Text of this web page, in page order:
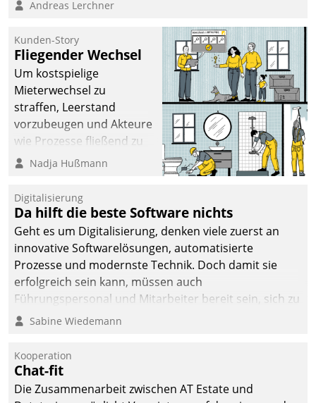
kommunale Wohnungsbauunternehmen daher
gemeinsam mit der Berliner Datatrain GmbH den
Teilprozess der Objektsanierung digitalisiert.
Andreas Lerchner
Kunden-Story
Fliegender Wechsel
Um kostspielige
Mieterwechsel zu
straffen, Leerstand
vorzubeugen und Akteure
wie Prozesse fließend zu
vernetzen, nutzt die
Jahresbeginn eine
Überblick, Einsicht und
Eingriff bietende Lösung.
Zur Entwicklung setzte
man auf
Cloudtechnologie,
bewährte und Startup-
agile Projektmethoden.
Nadja Hußmann
Digitalisierung
Da hilft die beste Software nichts
Geht es um Digitalisierung, denken viele zuerst an
innovative Softwarelösungen, automatisierte
Prozesse und modernste Technik. Doch damit sie
erfolgreich sein kann, müssen auch
Führungspersonal und Mitarbeiter bereit sein, sich zu
verändern und anzupassen, sonst werden sie an ihr
Sabine Wiedemann
Kooperation
Chat-fit
Die Zusammenarbeit zwischen AT Estate und